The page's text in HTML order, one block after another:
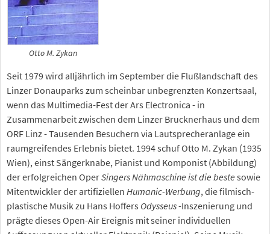
Otto M. Zykan
Seit 1979 wird alljährlich im September die Flußlandschaft des
Linzer Donauparks zum scheinbar unbegrenzten Konzertsaal,
wenn das Multimedia-Fest der Ars Electronica - in
Zusammenarbeit zwischen dem Linzer Brucknerhaus und dem
ORF Linz - Tausenden Besuchern via Lautsprecheranlage ein
raumgreifendes Erlebnis bietet. 1994 schuf Otto M. Zykan (1935
Wien), einst Sängerknabe, Pianist und Komponist (Abbildung)
der erfolgreichen OperSingers Nähmaschine ist die beste sowie
Mitentwickler der artifiziellen Humanic-Werbung, die filmisch-
plastische Musik zu Hans Hoffers Odysseus-Inszenierung und
prägte dieses Open-Air Ereignis mit seiner individuellen